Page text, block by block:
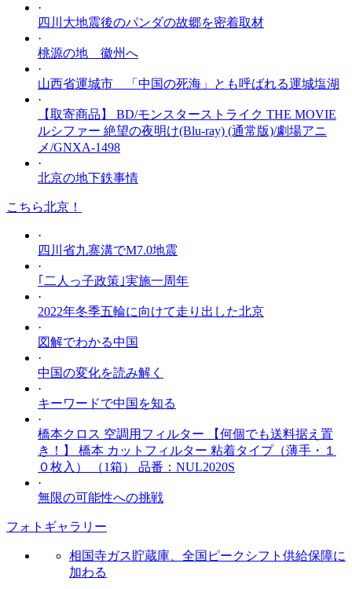
·
四川大地震後のパンダの故郷を密着取材
·
桃源の地 徽州へ
·
山西省運城市 「中国の死海」とも呼ばれる運城塩湖
·
【取寄商品】 BD/モンスターストライク THE MOVIE
ルシファー 絶望の夜明け(Blu-ray) (通常版)/劇場アニ
メ/GNXA-1498
·
北京の地下鉄事情
こちら北京！
·
四川省九寨溝でM7.0地震
·
｢二人っ子政策｣実施一周年
·
2022年冬季五輪に向けて走り出した北京
·
図解でわかる中国
·
中国の変化を読み解く
·
キーワードで中国を知る
·
橋本クロス 空調用フィルター 【何個でも送料据え置
き！】 橋本 カットフィルター 粘着タイプ（薄手・１
０枚入） （1箱） 品番：NUL2020S
·
無限の可能性への挑戦
フォトギャラリー
相国寺ガス貯蔵庫、全国ピークシフト供給保障に
加わる